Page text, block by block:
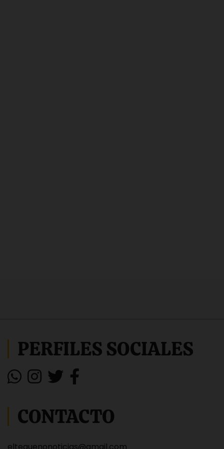
PERFILES SOCIALES
CONTACTO
eltequenonoticias@gmail.com